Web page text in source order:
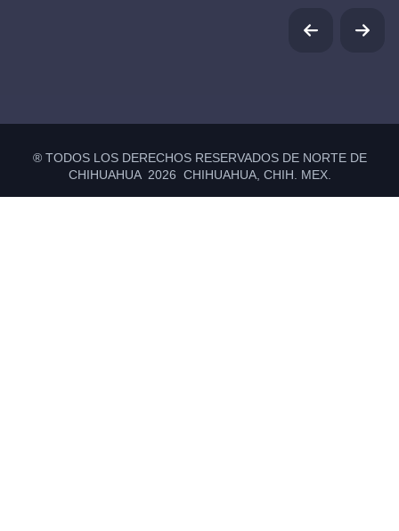
® TODOS LOS DERECHOS RESERVADOS DE NORTE DE
CHIHUAHUA 2026 CHIHUAHUA, CHIH. MEX.